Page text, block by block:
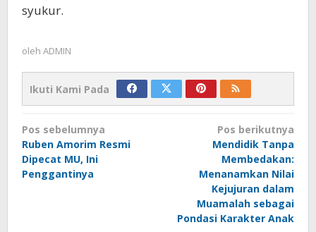
syukur.
oleh ADMIN
Ikuti Kami Pada
Navigasi
pos
Pos sebelumnya
Ruben Amorim Resmi
Dipecat MU, Ini
Penggantinya
Pos berikutnya
Mendidik Tanpa
Membedakan:
Menanamkan Nilai
Kejujuran dalam
Muamalah sebagai
Pondasi Karakter Anak